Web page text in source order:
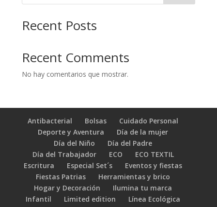
Recent Posts
Recent Comments
No hay comentarios que mostrar.
Antibacterial Bolsas
Cuidado Personal
Deporte y Aventura
Día de la mujer
Día del Niño
Día del Padre
Día del Trabajador
ECO
ECO TEXTIL
Escritura
Especial Set´s
Eventos y fiestas
Fiestas Patrias
Herramientas y brico
Hogar y Decoración
Ilumina tu marca
Infantil
Limited edition
Línea Ecológica